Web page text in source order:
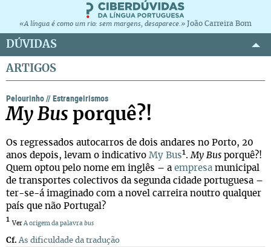
«A língua é como um rio: sem margens, desaparece.» João Carreira Bom
DÚVIDAS
ARTIGOS
Pelourinho//Estrangeirismos
My Bus porquê?!
Os regressados autocarros de dois andares no Porto, 20
anos depois, levam o indicativo My Bus1.My Bus porquê?!
Quem optou pelo nome em inglês – a empresa municipal
de transportes colectivos da segunda cidade portuguesa –
ter-se-á imaginado com a novel carreira noutro qualquer
país que não Portugal?
1 Ver A origem da palavra bus
Cf. As dificuldade da tradução